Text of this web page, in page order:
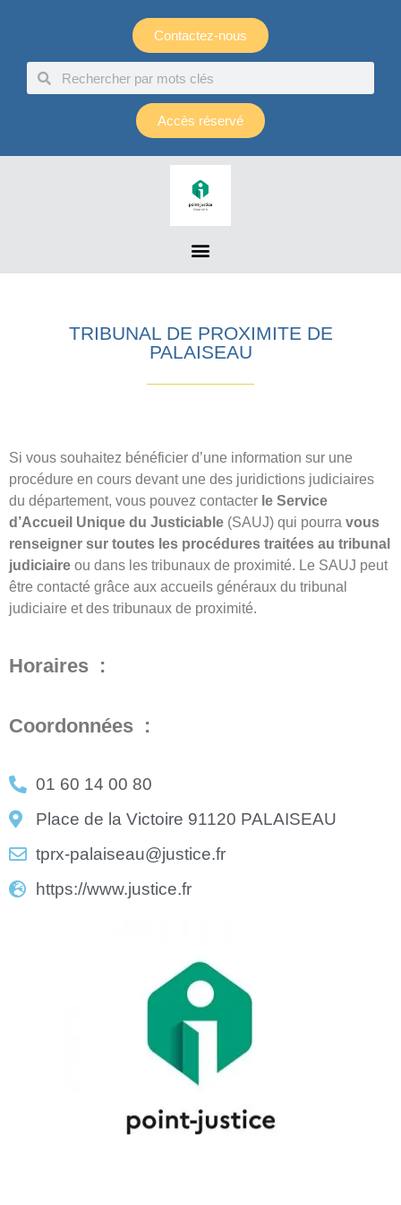
Contactez-nous
Accès réservé
TRIBUNAL DE PROXIMITE DE
PALAISEAU
Si vous souhaitez bénéficier d’une information sur une
procédure en cours devant une des juridictions judiciaires
du département, vous pouvez contacter le Service
d’Accueil Unique du Justiciable (SAUJ) qui pourra vous
renseigner sur toutes les procédures traitées au tribunal
judiciaire ou dans les tribunaux de proximité. Le SAUJ peut
être contacté grâce aux accueils généraux du tribunal
judiciaire et des tribunaux de proximité.
Horaires :
Coordonnées :
01 60 14 00 80
Place de la Victoire 91120 PALAISEAU
tprx-palaiseau@justice.fr
https://www.justice.fr